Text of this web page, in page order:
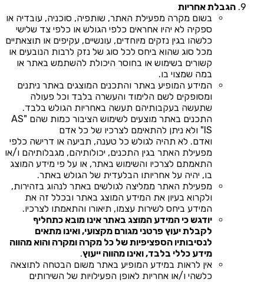
הגבלת אחריות
בשום מקרה מפעילת האתר, שותפיה, סוכניה, עובדיה או
ספקיה לא יהיו אחראים כלפי הגולש או כלפי צד שלישי
כלשהו בגין נזקים מיוחדים, עונשיים, עקיפים או תוצאתיים
מכל סוג שהוא ביחס לכל סוג של נזק לרבות הנובעים או
קשורים בשימוש או בחוסר היכולת להשתמש באתר או
במה שמצוי בו.
המידע המופיע באתר והתכנים המוצגים באתר ניתנים
ומסופקים לשם הלימוד והעשרה בלבד וכל פעולה
שתעשה בעקבותיהם תעשה באחריות הגולש בלבד.
התכנים באתר מוצעים לשימוש הציבור כמות שהם "AS
IS" ולא ניתן להתאימם לצרכיו של כל אדם
ואדם. לא תהיה לגולש כל טענה, תביעה או דרישה כלפי
מפעילת האתר בגין התכנים, יכולותיהם, מגבלותיהם ו/או
התאמתם לצרכיו והשימוש באתר, או על פי מידע המוצג
בו, יהיה על אחריותו הבלעדית של הגולש באתר.
מפעילת האתר ממליצה לגולשים באתר לנהוג בזהירות,
ולקרוא בעיון את המידע המוצג באתר ובכלל זה את
המידע ביחס לשירות עצמו, תיאורו והתאמתו לצרכיו.
יודגש כי המידע המוצג באתר אינו מובא כתחליף
לקבלת יעוץ פרטני מגורם מקצועי, ואינו מתאים
לנסיבותיו הספציפיות של כל מקרה ומקרה והוא מהווה
מידע כללי בלבד, ואינו מהווה ייעוץ.
אין לראות במידע המופיע באתר משום הבטחה לתוצאה
כלשהי ו/או אחריות לאופן הפעילויות של השירותים